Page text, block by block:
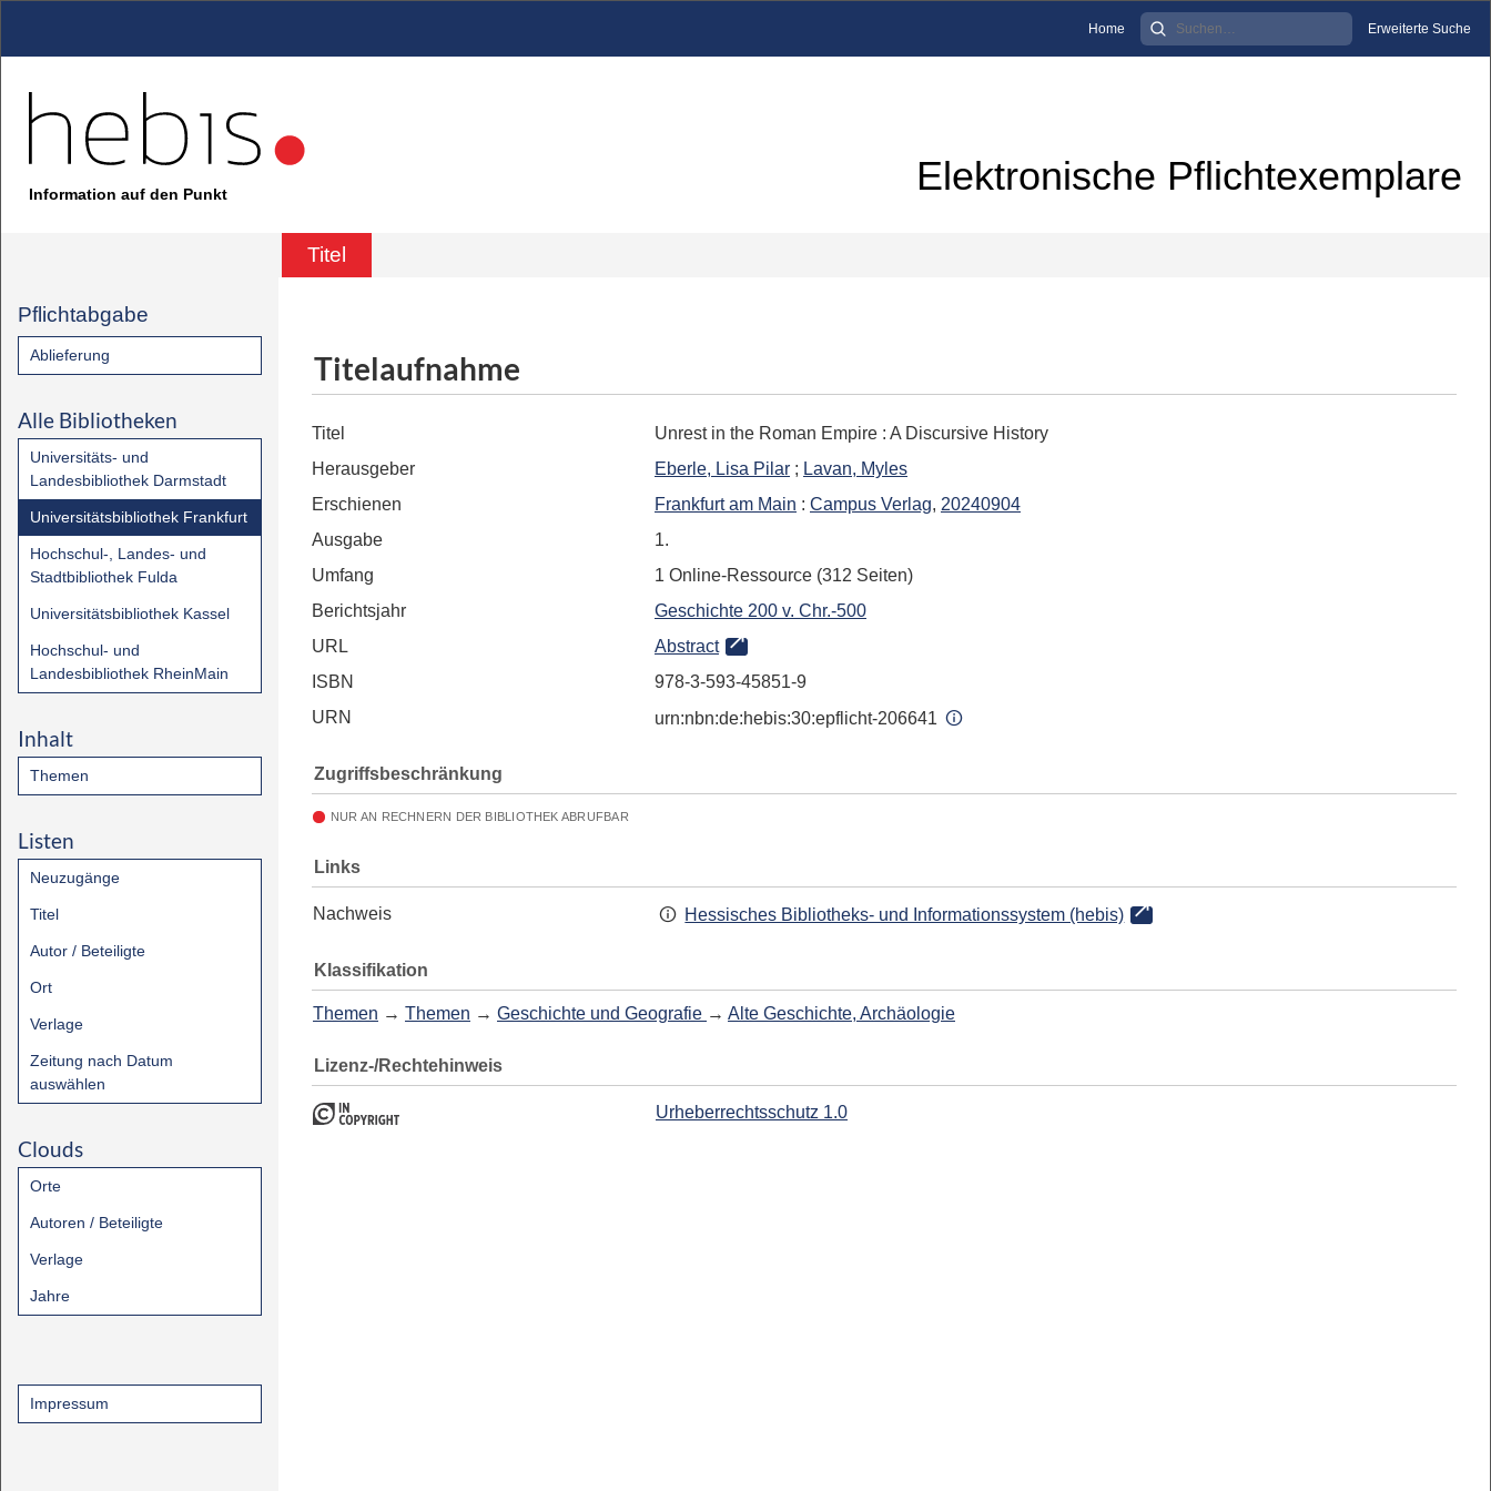
Home Erweiterte Suche
Information auf den Punkt Elektronische Pflichtexemplare
Titel
Pflichtabgabe
Ablieferung
Alle Bibliotheken
Universitäts- und
Landesbibliothek Darmstadt
Universitätsbibliothek Frankfurt
Hochschul-, Landes- und
Stadtbibliothek Fulda
Universitätsbibliothek Kassel
Hochschul- und
Landesbibliothek RheinMain
Inhalt
Themen
Listen
Neuzugänge
Titel
Autor / Beteiligte
Ort
Verlage
Zeitung nach Datum
auswählen
Clouds
Orte
Autoren / Beteiligte
Verlage
Jahre
Impressum
Titelaufnahme
Titel Unrest in the Roman Empire : A Discursive History
Herausgeber
Eberle, Lisa Pilar ; Lavan, Myles
Erschienen
Frankfurt am Main : Campus Verlag, 20240904
Ausgabe
1.
Umfang
1 Online-Ressource (312 Seiten)
Berichtsjahr
Geschichte 200 v. Chr.-500
URL
Abstract
ISBN
978-3-593-45851-9
URN
urn:nbn:de:hebis:30:epflicht-206641
Zugriffsbeschränkung
NUR AN RECHNERN DER BIBLIOTHEK ABRUFBAR
Links
Nachweis Hessisches Bibliotheks- und Informationssystem (hebis)
Klassifikation
Themen → Themen → Geschichte und Geografie → Alte Geschichte, Archäologie
Lizenz-/Rechtehinweis
Urheberrechtsschutz 1.0